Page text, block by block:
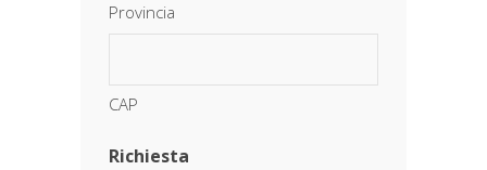
Provincia
CAP
Richiesta